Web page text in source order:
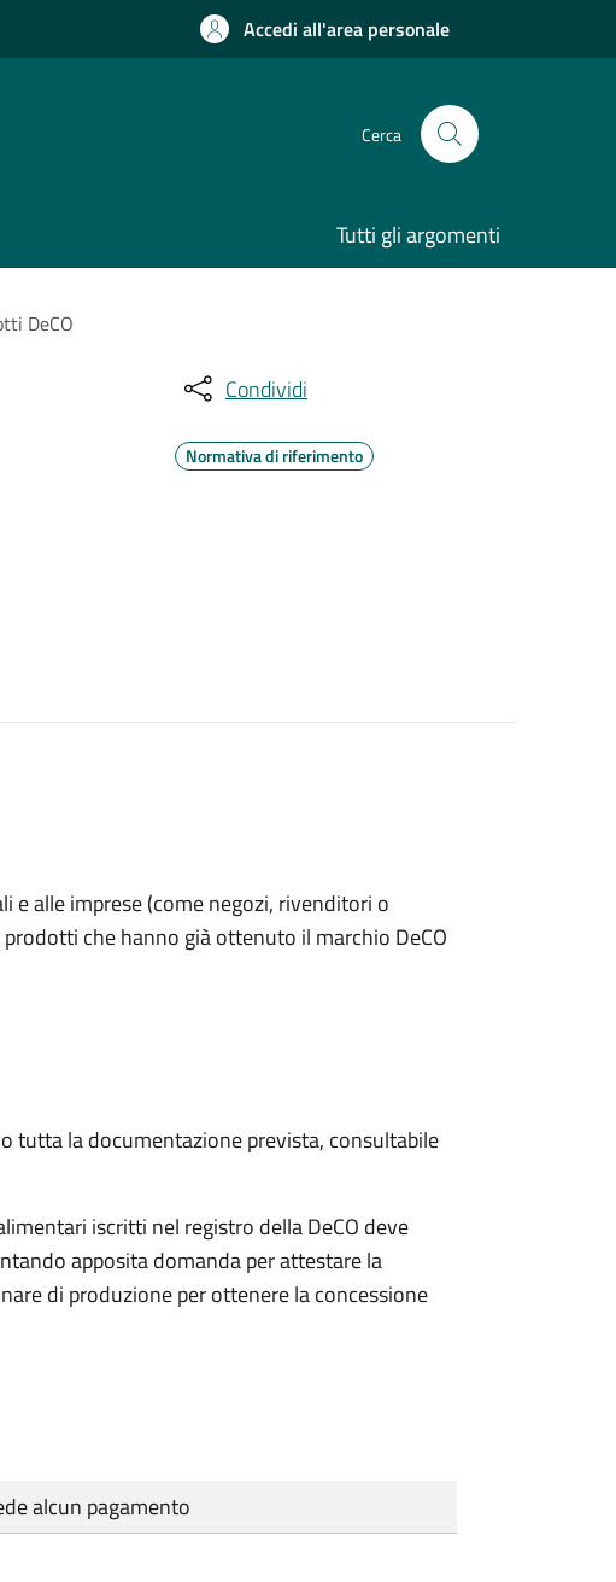
Accedi all'area personale
Cerca
Tutti gli argomenti
DeCO
Condividi
Normativa di riferimento
e alle imprese (come negozi, rivenditori o
che hanno già ottenuto il marchio DeCO
tutta la documentazione prevista, consultabile
iscritti nel registro della DeCO deve
apposita domanda per attestare la
di produzione per ottenere la concessione
alcun pagamento